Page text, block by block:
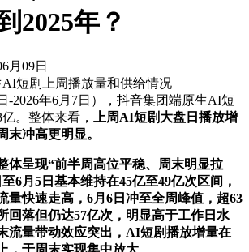
2025年？
月09日
短剧上周播放量和供给情况
-2026年6月7日）， 抖音集团端原生AI短
。整体来看，
上周AI短剧大盘日播放增
末冲高更明显。
体呈现“前半周高位平稳、周末明显拉
6月5日基本维持在45亿至49亿次区间，
量快速走高，6月6日冲至全周峰值，超63
回落但仍达57亿次，明显高于工作日水
流量带动效应突出，AI短剧播放增量在
，于周末实现集中放大。